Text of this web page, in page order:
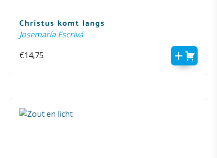
Christus komt langs
Josemaría Escrivá
€14,75